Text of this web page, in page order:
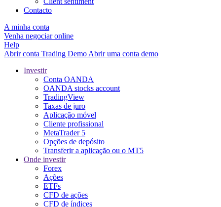
Contacto
A minha conta
Venha negociar online
Help
Abrir conta Trading Demo Abrir uma conta demo
Investir
Conta OANDA
OANDA stocks account
TradingView
Taxas de juro
Aplicação móvel
Cliente profissional
MetaTrader 5
Opções de depósito
Transferir a aplicação ou o MT5
Onde investir
Forex
Ações
ETFs
CFD de ações
CFD de índices